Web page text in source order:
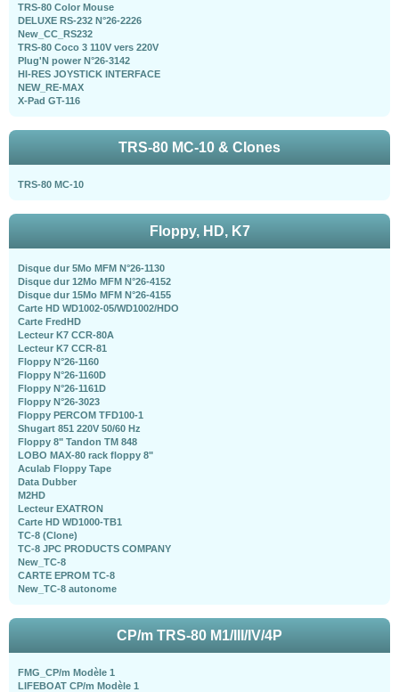
TRS-80 Color Mouse
DELUXE RS-232 N°26-2226
New_CC_RS232
TRS-80 Coco 3 110V vers 220V
Plug'N power N°26-3142
HI-RES JOYSTICK INTERFACE
NEW_RE-MAX
X-Pad GT-116
TRS-80 MC-10 & Clones
TRS-80 MC-10
Floppy, HD, K7
Disque dur 5Mo MFM N°26-1130
Disque dur 12Mo MFM N°26-4152
Disque dur 15Mo MFM N°26-4155
Carte HD WD1002-05/WD1002/HDO
Carte FredHD
Lecteur K7 CCR-80A
Lecteur K7 CCR-81
Floppy N°26-1160
Floppy N°26-1160D
Floppy N°26-1161D
Floppy N°26-3023
Floppy PERCOM TFD100-1
Shugart 851 220V 50/60 Hz
Floppy 8" Tandon TM 848
LOBO MAX-80 rack floppy 8"
Aculab Floppy Tape
Data Dubber
M2HD
Lecteur EXATRON
Carte HD WD1000-TB1
TC-8 (Clone)
TC-8 JPC PRODUCTS COMPANY
New_TC-8
CARTE EPROM TC-8
New_TC-8 autonome
CP/m TRS-80 M1/III/IV/4P
FMG_CP/m Modèle 1
LIFEBOAT CP/m Modèle 1